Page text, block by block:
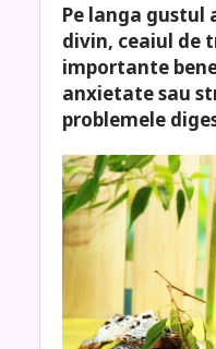
Pe langa gustul
divin, ceaiul de
importante
anxietate sau
problemele